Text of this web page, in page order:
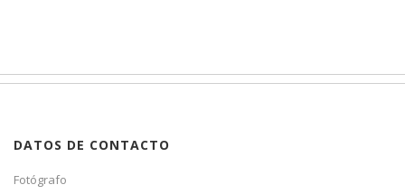
DATOS DE CONTACTO
Fotógrafo